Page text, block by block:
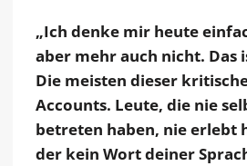
„Ich denke mir heute
aber mehr auch nicht. Das
Die meisten dieser
Accounts. Leute, die nie
betreten haben, nie erlebt
der kein Wort deiner